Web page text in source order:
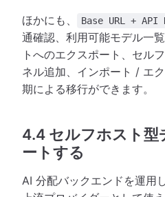
ほかにも、 Base URL + API
通確認、利用可能モデル一
トへのエクスポート、セル
ネル追加、インポート / エ
期による移行ができます。
4.4 セルフホスト型
ートする
AI 分配バックエンドを運用